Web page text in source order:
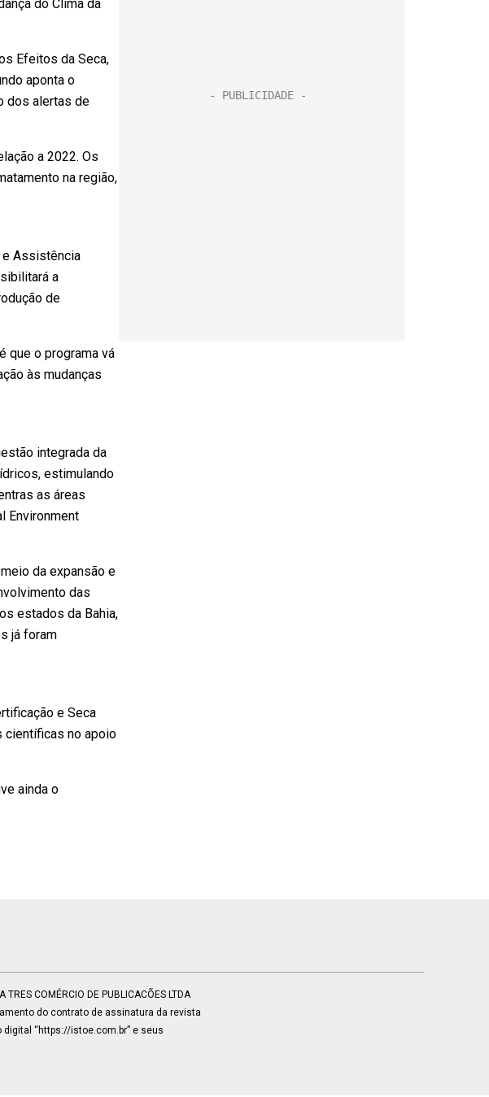
do Clima da
Efeitos da Seca,
aponta o
dos alertas de
a 2022. Os
na região,
e Assistência
a
de
que o programa vá
às mudanças
integrada da
estimulando
as áreas
Environment
da expansão e
das
estados da Bahia,
já foram
e Seca
científicas no apoio
ainda o
COMÉRCIO DE PUBLICACÕES LTDA
do contrato de assinatura da revista
“https://istoe.com.br” e seus